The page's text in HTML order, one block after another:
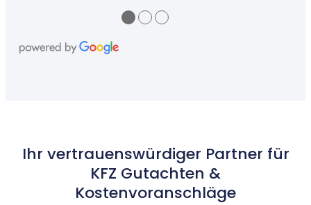
●●●
Ihr vertrauenswürdiger Partner für
KFZ Gutachten &
Kostenvoranschläge